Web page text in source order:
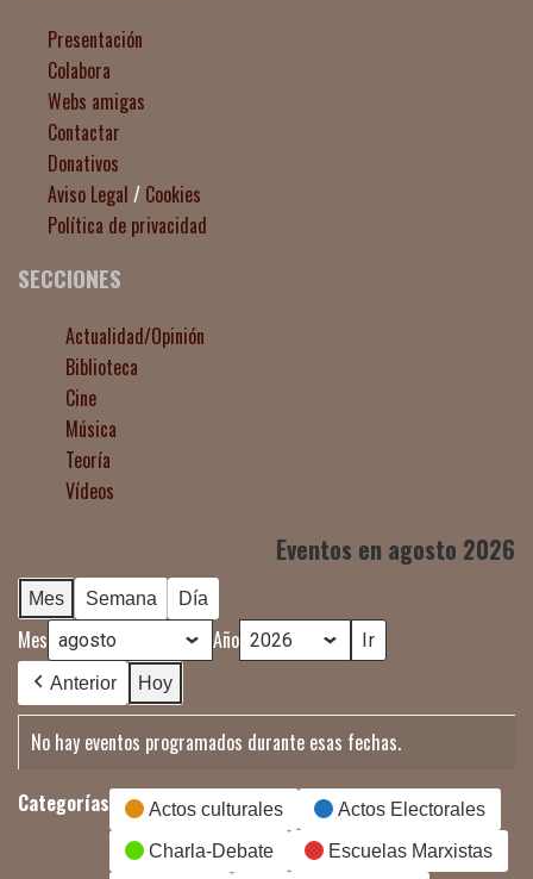
Presentación
Colabora
Webs amigas
Contactar
Donativos
Aviso Legal / Cookies
Política de privacidad
SECCIONES
Actualidad/Opinión
Biblioteca
Cine
Música
Teoría
Vídeos
Eventos en agosto 2026
Mes Semana Día
Mes Año
Anterior Hoy
No hay eventos programados durante esas fechas.
Categorías Actos culturales Actos Electorales
Charla-Debate Escuelas Marxistas